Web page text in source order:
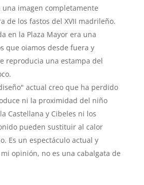
imagen completamente
de los fastos del XVII madrileño.
en la Plaza Mayor era una
que oiamos desde fuera y
reproducia una estampa del
actual creo que ha perdido
ni la proximidad del niño
Castellana y Cibeles ni los
pueden sustituir al calor
Es un espectáculo actual y
opinión, no es una cabalgata de